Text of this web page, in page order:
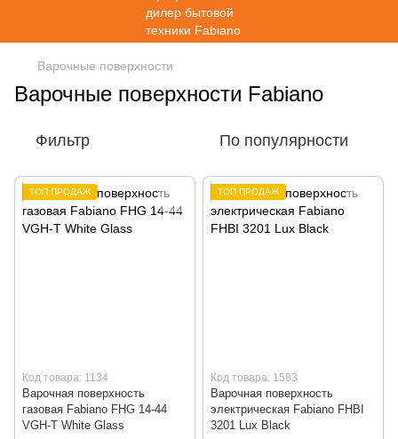
Варочные поверхности
Варочные поверхности Fabiano
Фильтр По популярности
ТОП ПРОДАЖ
Код товара: 1134
Варочная поверхность
газовая Fabiano FHG 14-44
VGH-T White Glass
ТОП ПРОДАЖ
Код товара: 1583
Варочная поверхность
электрическая Fabiano FHBI
3201 Lux Black